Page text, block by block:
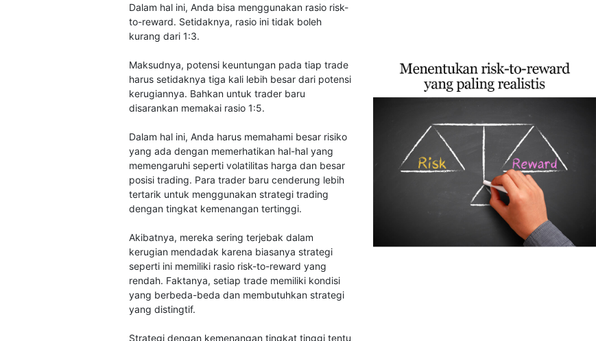
Dalam hal ini, Anda bisa menggunakan rasio risk-
to-reward. Setidaknya, rasio ini tidak boleh
kurang dari 1:3.
Maksudnya, potensi keuntungan pada tiap trade
harus setidaknya tiga kali lebih besar dari potensi
kerugiannya. Bahkan untuk trader baru
disarankan memakai rasio 1:5.
Dalam hal ini, Anda harus memahami besar risiko
yang ada dengan memerhatikan hal-hal yang
memengaruhi seperti volatilitas harga dan besar
posisi trading. Para trader baru cenderung lebih
tertarik untuk menggunakan strategi trading
dengan tingkat kemenangan tertinggi.
Akibatnya, mereka sering terjebak dalam
kerugian mendadak karena biasanya strategi
seperti ini memiliki rasio risk-to-reward yang
rendah. Faktanya, setiap trade memiliki kondisi
yang berbeda-beda dan membutuhkan strategi
yang distingtif.
Strategi dengan kemenangan tingkat tinggi tentu